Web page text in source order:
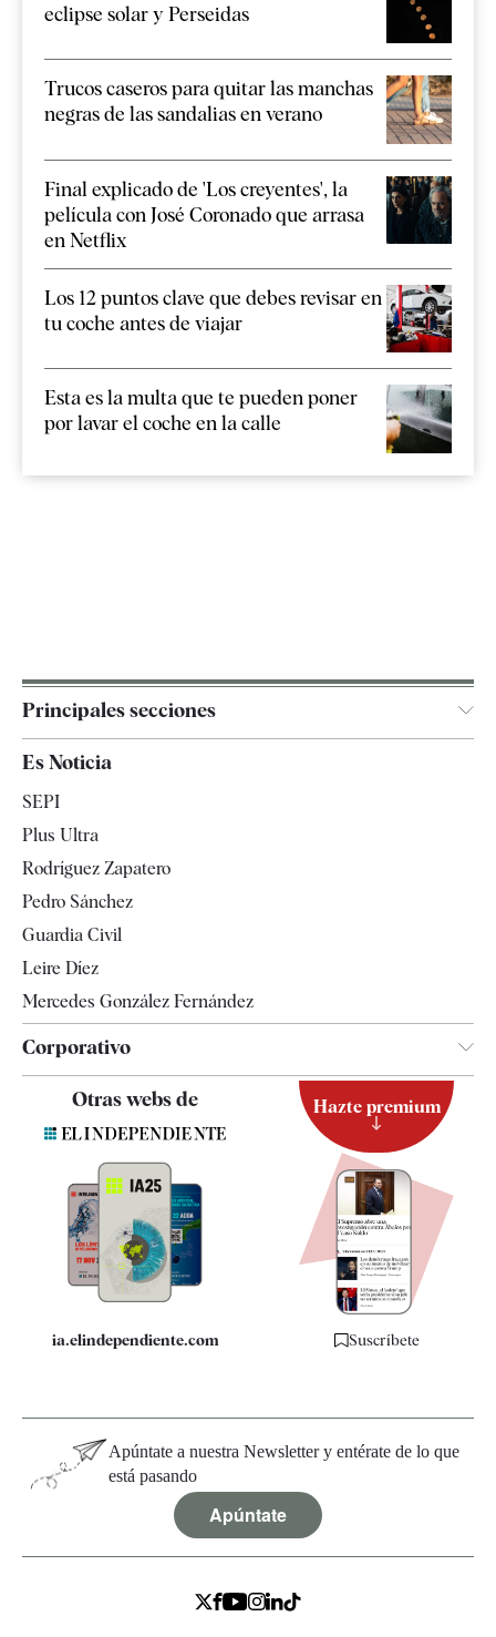
eclipse solar y Perseidas
Trucos caseros para quitar las manchas
negras de las sandalias en verano
Final explicado de 'Los creyentes', la
película con José Coronado que arrasa
en Netflix
Los 12 puntos clave que debes revisar en
tu coche antes de viajar
Esta es la multa que te pueden poner
por lavar el coche en la calle
Principales secciones
España
Televisión
Es Noticia
SEPI
Plus Ultra
Rodríguez Zapatero
Pedro Sánchez
Guardia Civil
Leire Díez
Mercedes González Fernández
Corporativo
Contacto
Quiénes somos
Especificaciones
Otras webs de
ia.elindependiente.com
Hazte premium
Suscríbete
Apúntate a nuestra Newsletter y entérate de lo que
está pasando
Apúntate